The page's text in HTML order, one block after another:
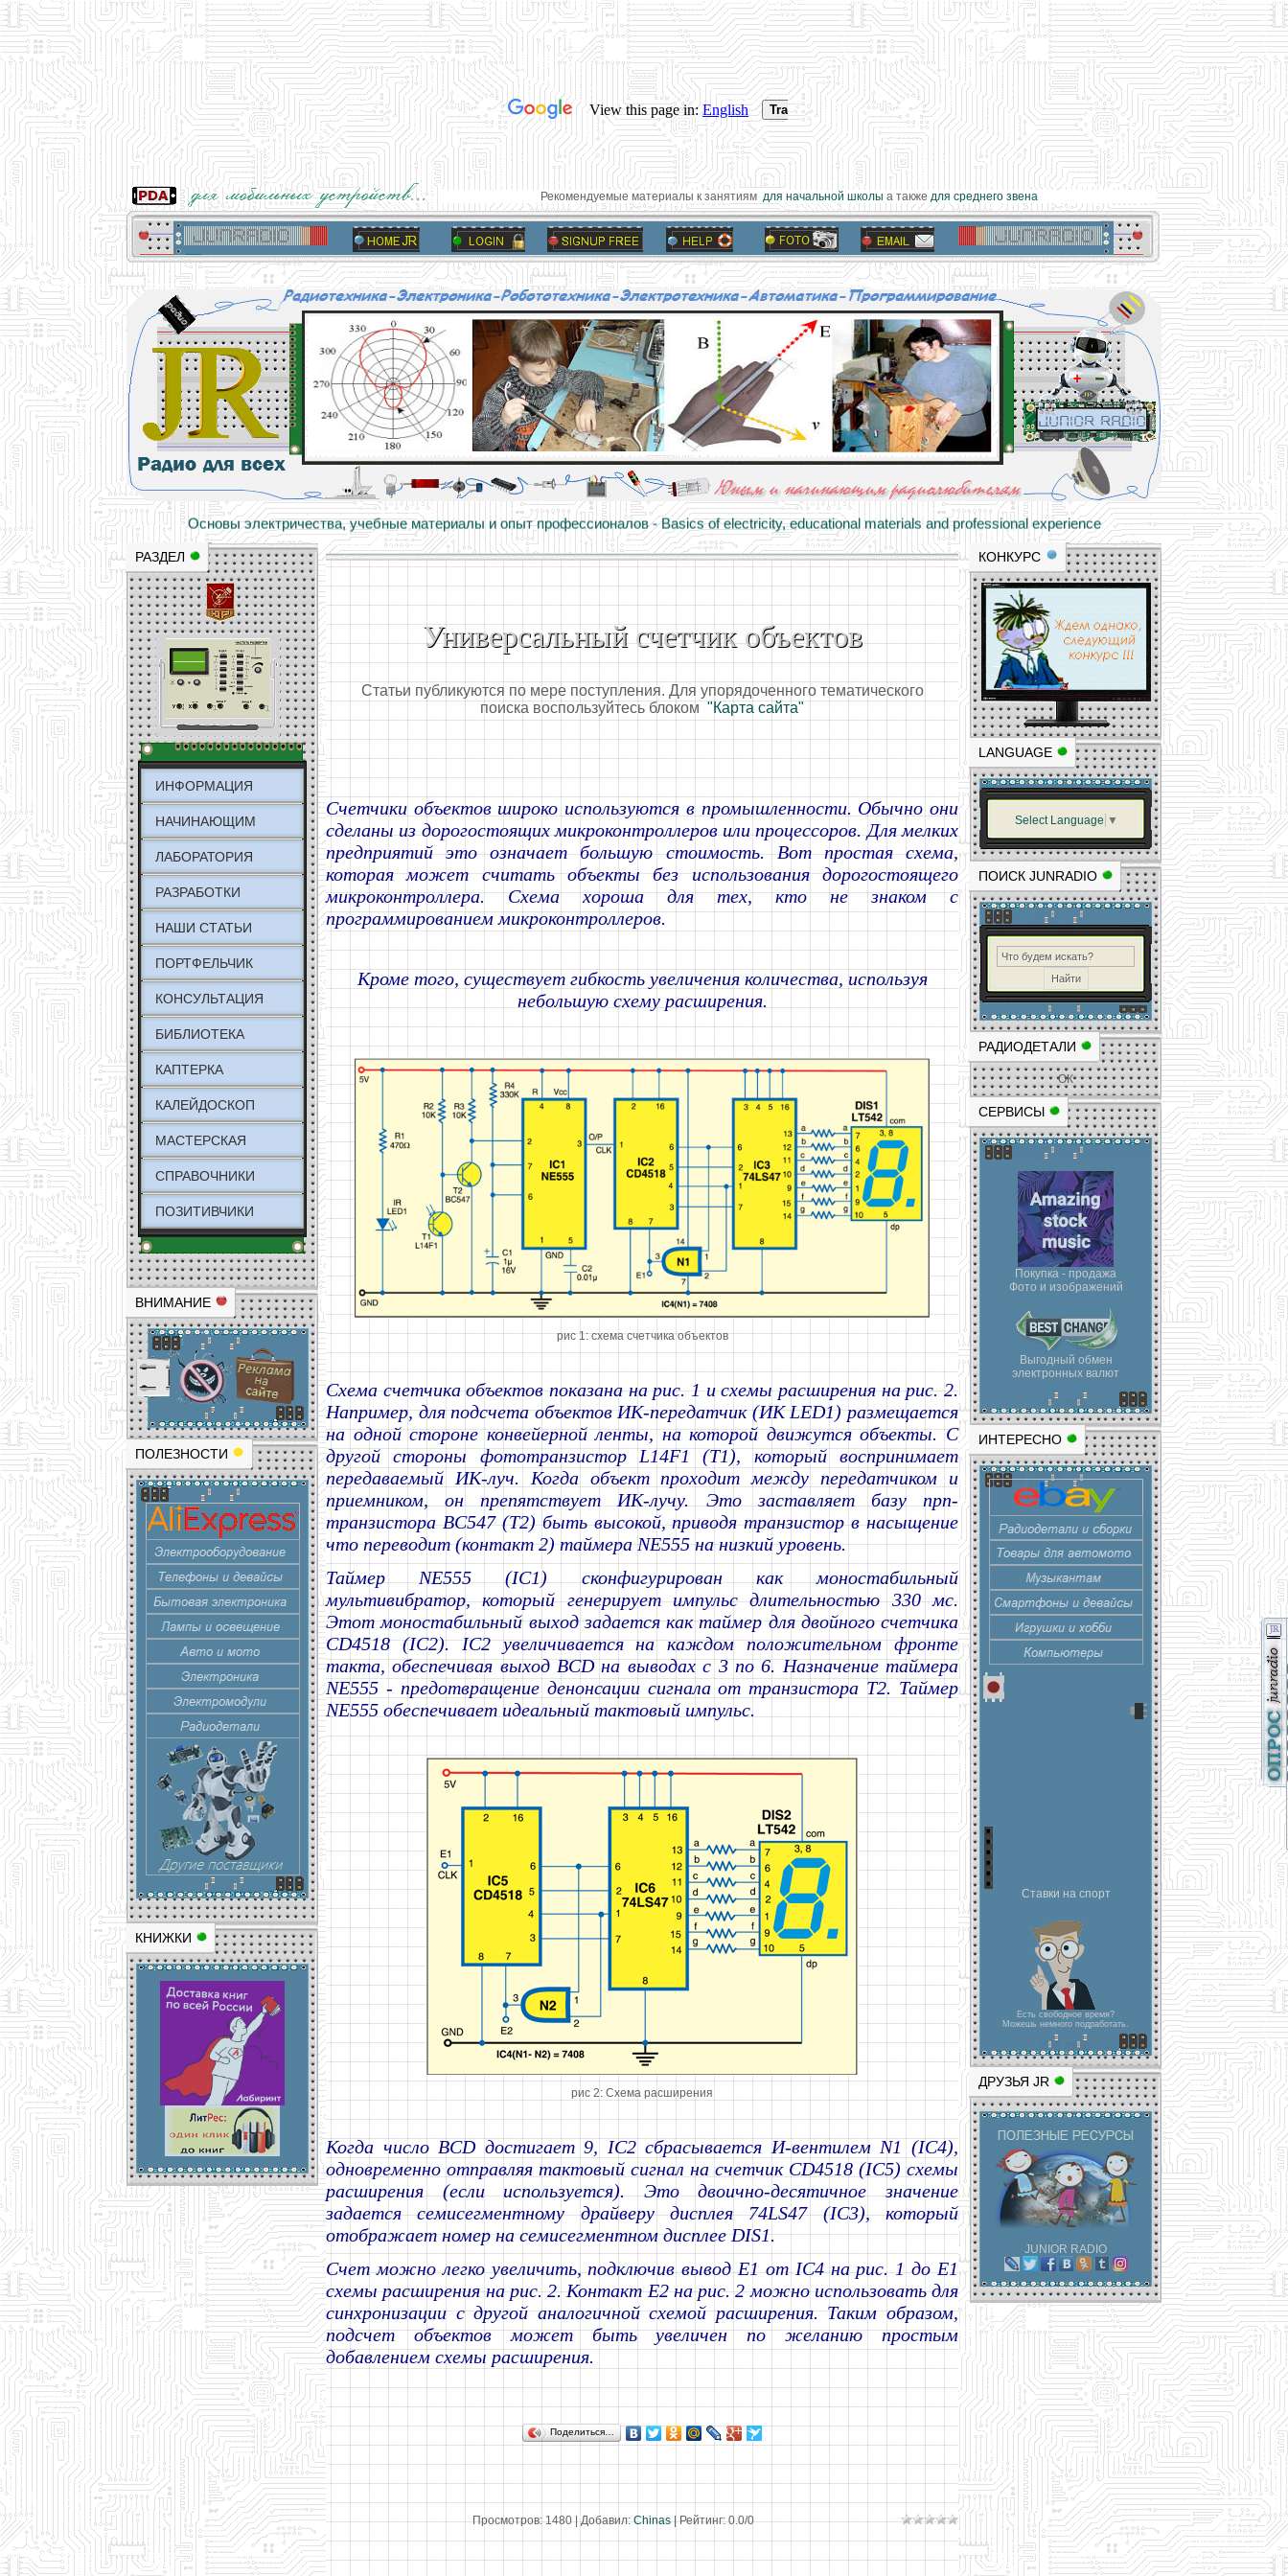
Рекомендуемые материалы к занятиямдля начальной школыа такжедля среднего звена
Научно-популярный образовательный ресурс для юных и начинающих радиолюбителей - Popular science educational resource for young and novice hams
Основы электричества, учебные материалы и опыт профессионалов - Basics of electricity, educational materials and professional experience
РАЗДЕЛ
ИНФОРМАЦИЯ
НАЧИНАЮЩИМ
ЛАБОРАТОРИЯ
РАЗРАБОТКИ
НАШИ СТАТЬИ
ПОРТФЕЛЬЧИК
КОНСУЛЬТАЦИЯ
БИБЛИОТЕКА
КАПТЕРКА
КАЛЕЙДОСКОП
МАСТЕРСКАЯ
СПРАВОЧНИКИ
ПОЗИТИВЧИКИ
ВНИМАНИЕ
ПОЛЕЗНОСТИ
КНИЖКИ
КОНКУРС
LANGUAGE
Select Language ▼
ПОИСК JUNRADIO
РАДИОДЕТАЛИ
ОК
СЕРВИСЫ
Покупка - продажа
Фото и изображений
Выгодный обмен
электронных валют
ИНТЕРЕСНО
Ставки на спорт
Есть свободное время?
Можешь немного подработать.
ДРУЗЬЯ JR
JUNIOR RADIO
Универсальный счетчик объектов
Статьи публикуются по мере поступления. Для упорядоченного тематического
поиска воспользуйтесь блоком "Карта сайта"
Счетчики объектов широко используются в промышленности. Обычно они
сделаны из дорогостоящих микроконтроллеров или процессоров. Для мелких
предприятий это означает большую стоимость. Вот простая схема,
которая может считать объекты без использования дорогостоящего
микроконтроллера. Схема хороша для тех, кто не знаком с
программированием микроконтроллеров.
Кроме того, существует гибкость увеличения количества, используя
небольшую схему расширения.
рис 1: схема счетчика объектов
Схема счетчика объектов показана на рис. 1 и схемы расширения на рис. 2.
Например, для подсчета объектов ИК-передатчик (ИК LED1) размещается
на одной стороне конвейерной ленты, на которой движутся объекты. С
другой стороны фототранзистор L14F1 (T1), который воспринимает
передаваемый ИК-луч. Когда объект проходит между передатчиком и
приемником, он препятствует ИК-лучу. Это заставляет базу npn-
транзистора BC547 (T2) быть высокой, приводя транзистор в насыщение
что переводит (контакт 2) таймера NE555 на низкий уровень.
Таймер NE555 (IC1) сконфигурирован как моностабильный
мультивибратор, который генерирует импульс длительностью 330 мс.
Этот моностабильный выход задается как таймер для двойного счетчика
CD4518 (IC2). IC2 увеличивается на каждом положительном фронте
такта, обеспечивая выход BCD на выводах с 3 по 6. Назначение таймера
NE555 - предотвращение денонсации сигнала от транзистора T2. Таймер
NE555 обеспечивает идеальный тактовый импульс.
рис 2: Схема расширения
Когда число BCD достигает 9, IC2 сбрасывается И-вентилем N1 (IC4),
одновременно отправляя тактовый сигнал на счетчик CD4518 (IC5) схемы
расширения (если используется). Это двоично-десятичное значение
задается семисегментному драйверу дисплея 74LS47 (IC3), который
отображает номер на семисегментном дисплее DIS1.
Счет можно легко увеличить, подключив вывод E1 от IC4 на рис. 1 до E1
схемы расширения на рис. 2. Контакт E2 на рис. 2 можно использовать для
синхронизации с другой аналогичной схемой расширения. Таким образом,
подсчет объектов может быть увеличен по желанию простым
добавлением схемы расширения.
Поделиться…
Просмотров: 1480|Добавил: Chinas |Рейтинг: 0.0/0